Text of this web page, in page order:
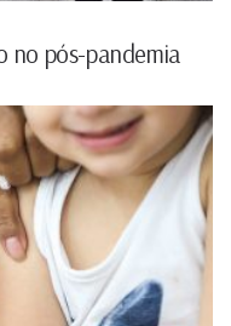
no pós-pandemia